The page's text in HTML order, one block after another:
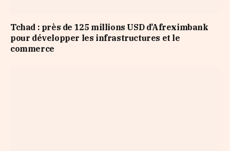
Tchad : près de 125 millions USD d’Afreximbank
pour développer les infrastructures et le
commerce